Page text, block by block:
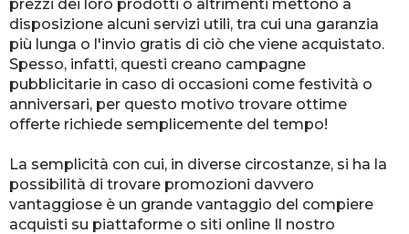
prezzi dei loro prodotti o altrimenti mettono a
disposizione alcuni servizi utili, tra cui una garanzia
più lunga o l'invio gratis di ciò che viene acquistato.
Spesso, infatti, questi creano campagne
pubblicitarie in caso di occasioni come festività o
anniversari, per questo motivo trovare ottime
offerte richiede semplicemente del tempo!
La semplicità con cui, in diverse circostanze, si ha la
possibilità di trovare promozioni davvero
vantaggiose è un grande vantaggio del compiere
acquisti su piattaforme o siti online Il nostro